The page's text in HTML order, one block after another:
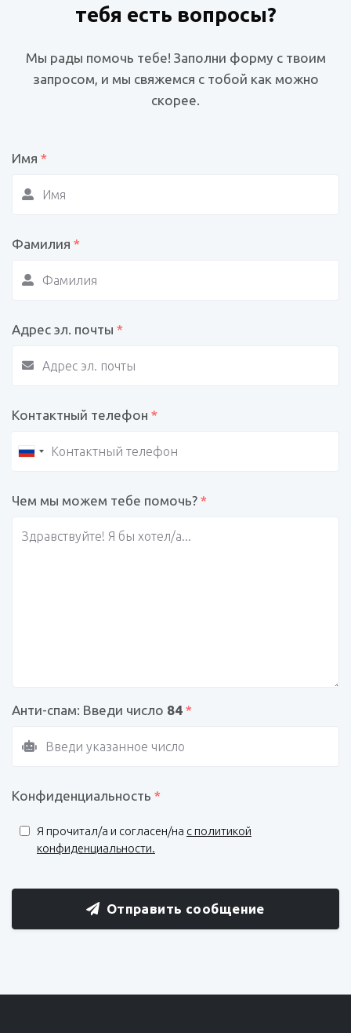
тебя есть вопросы?
Мы рады помочь тебе! Заполни форму с твоим
запросом, и мы свяжемся с тобой как можно
скорее.
Имя *
Фамилия *
Адрес эл. почты *
Контактный телефон *
Чем мы можем тебе помочь? *
Анти-спам: Введи число 84 *
Конфиденциальность *
Я прочитал/a и согласен/на с политикой
конфиденциальности.
Отправить сообщение